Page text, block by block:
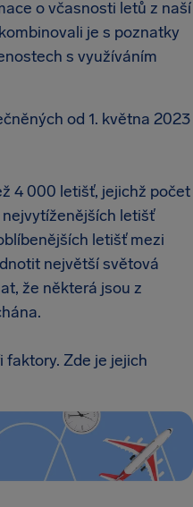
o včasnosti letů z naší
je s poznatky
s využíváním
od 1. května 2023
4 000 letišť, jejichž počet
letišť
letišť mezi
největší světová
že některá jsou z
Zde je jejich